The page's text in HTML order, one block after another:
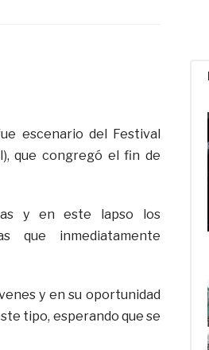
escenario del Festival
que congregó el fin de
y en este lapso los
que inmediatamente
y en su oportunidad
tipo, esperando que se